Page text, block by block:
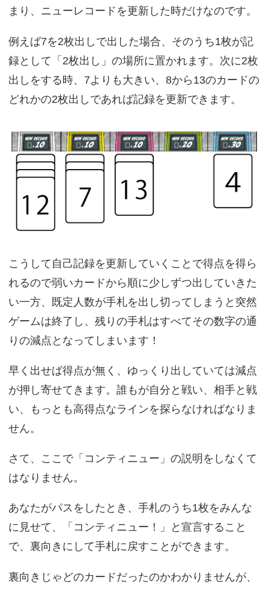
まり、ニューレコードを更新した時だけなのです。
例えば7を2枚出しで出した場合、そのうち1枚が記
録として「2枚出し」の場所に置かれます。次に2枚
出しをする時、7よりも大きい、8から13のカードの
どれかの2枚出しであれば記録を更新できます。
こうして自己記録を更新していくことで得点を得ら
れるので弱いカードから順に少しずつ出していきた
い一方、既定人数が手札を出し切ってしまうと突然
ゲームは終了し、残りの手札はすべてその数字の通
りの減点となってしまいます！
早く出せば得点が無く、ゆっくり出していては減点
が押し寄せてきます。誰もが自分と戦い、相手と戦
い、もっとも高得点なラインを探らなければなりま
せん。
さて、ここで「コンティニュー」の説明をしなくて
はなりません。
あなたがパスをしたとき、手札のうち1枚をみんな
に見せて、「コンティニュー！」と宣言すること
で、裏向きにして手札に戻すことができます。
裏向きじゃどのカードだったのかわかりませんが、